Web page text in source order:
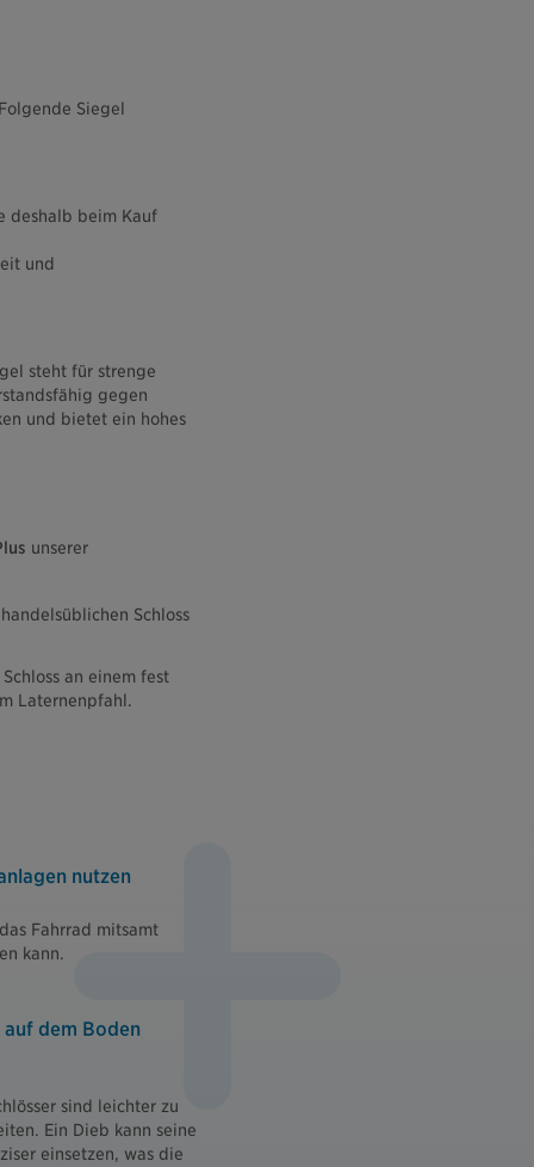
Siegel
deshalb beim Kauf
und
steht für strenge
gegen
und bietet ein hohes
unserer
Schloss
an einem fest
Laternenpfahl.
nutzen
Fahrrad mitsamt
kann.
auf dem Boden
sind leichter zu
Ein Dieb kann seine
einsetzen, was die